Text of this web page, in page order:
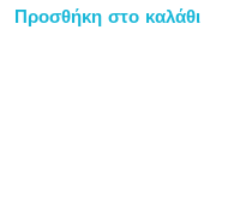
Προσθήκη στο καλάθι